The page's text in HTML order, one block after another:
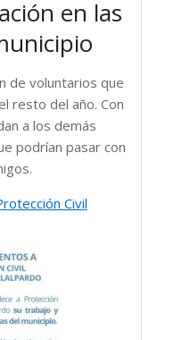
en las
de voluntarios que
resto del año. Con
a los demás
podrían pasar con
Civil